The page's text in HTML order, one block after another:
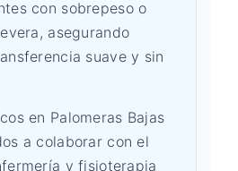
con sobrepeso o
asegurando
suave y sin
en Palomeras Bajas
a colaborar con el
y fisioterapia